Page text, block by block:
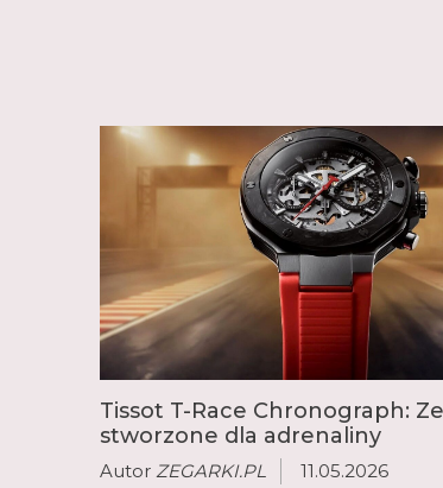
Tissot T-Race Chronograph:
stworzone dla adrenaliny
Autor ZEGARKI.PL 11.05.2026